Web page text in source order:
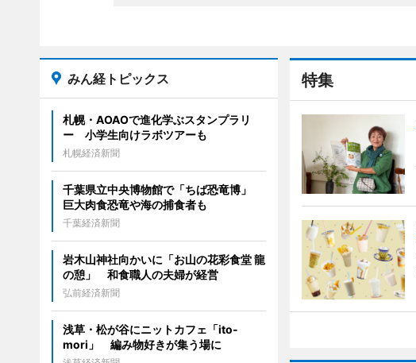
特集
みん経トピックス
札幌・AOAOで進化学ぶスタンプラリ
ー 小学生向けラボツアーも
札幌経済新聞
千葉県立中央博物館で「ちば恐竜博」
巨大肉食恐竜や海の捕食者も
千葉経済新聞
岩木山神社向かいに「お山の花彩食堂 龍
の憩」 和食職人の夫婦が経営
弘前経済新聞
浅草・松が谷にニットカフェ「ito-
mori」 編み物好きが集う場に